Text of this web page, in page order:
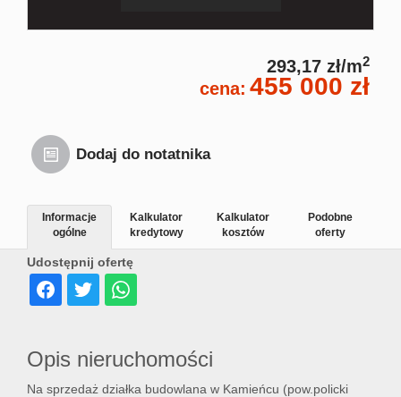
293,17 zł/m2
cena: 455 000 zł
Dodaj do notatnika
Udostępnij ofertę
Informacje
ogólne
Kalkulator
kredytowy
Kalkulator
kosztów
Podobne
oferty
Opis nieruchomości
Na sprzedaż działka budowlana w Kamieńcu (pow.policki